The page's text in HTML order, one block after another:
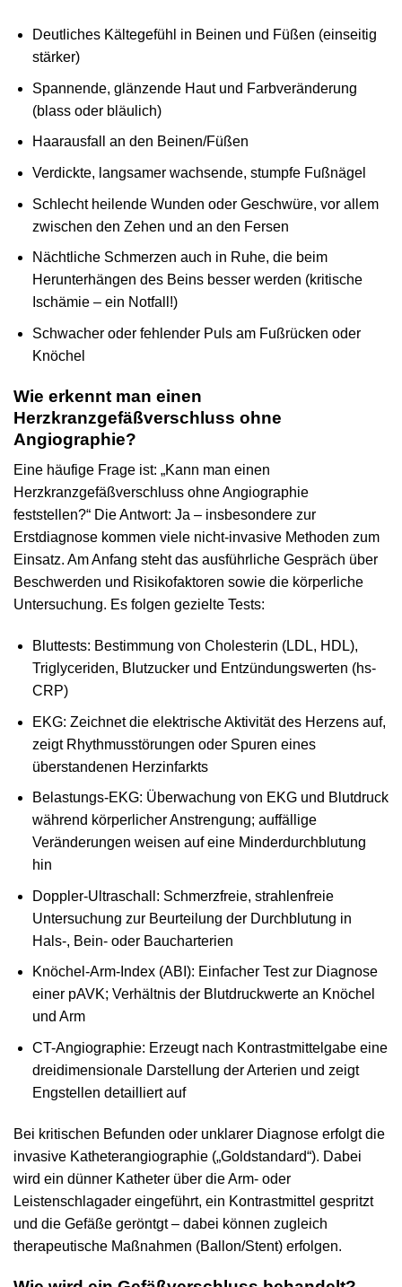
Deutliches Kältegefühl in Beinen und Füßen (einseitig
stärker)
Spannende, glänzende Haut und Farbveränderung
(blass oder bläulich)
Haarausfall an den Beinen/Füßen
Verdickte, langsamer wachsende, stumpfe Fußnägel
Schlecht heilende Wunden oder Geschwüre, vor allem
zwischen den Zehen und an den Fersen
Nächtliche Schmerzen auch in Ruhe, die beim
Herunterhängen des Beins besser werden (kritische
Ischämie – ein Notfall!)
Schwacher oder fehlender Puls am Fußrücken oder
Knöchel
Wie erkennt man einen
Herzkranzgefäßverschluss ohne
Angiographie?
Eine häufige Frage ist: „Kann man einen
Herzkranzgefäßverschluss ohne Angiographie
feststellen?“ Die Antwort: Ja – insbesondere zur
Erstdiagnose kommen viele nicht-invasive Methoden zum
Einsatz. Am Anfang steht das ausführliche Gespräch über
Beschwerden und Risikofaktoren sowie die körperliche
Untersuchung. Es folgen gezielte Tests:
Bluttests: Bestimmung von Cholesterin (LDL, HDL),
Triglyceriden, Blutzucker und Entzündungswerten (hs-
CRP)
EKG: Zeichnet die elektrische Aktivität des Herzens auf,
zeigt Rhythmusstörungen oder Spuren eines
überstandenen Herzinfarkts
Belastungs-EKG: Überwachung von EKG und Blutdruck
während körperlicher Anstrengung; auffällige
Veränderungen weisen auf eine Minderdurchblutung
hin
Doppler-Ultraschall: Schmerzfreie, strahlenfreie
Untersuchung zur Beurteilung der Durchblutung in
Hals-, Bein- oder Baucharterien
Knöchel-Arm-Index (ABI): Einfacher Test zur Diagnose
einer pAVK; Verhältnis der Blutdruckwerte an Knöchel
und Arm
CT-Angiographie: Erzeugt nach Kontrastmittelgabe eine
dreidimensionale Darstellung der Arterien und zeigt
Engstellen detailliert auf
Bei kritischen Befunden oder unklarer Diagnose erfolgt die
invasive Katheterangiographie („Goldstandard“). Dabei
wird ein dünner Katheter über die Arm- oder
Leistenschlagader eingeführt, ein Kontrastmittel gespritzt
und die Gefäße geröntgt – dabei können zugleich
therapeutische Maßnahmen (Ballon/Stent) erfolgen.